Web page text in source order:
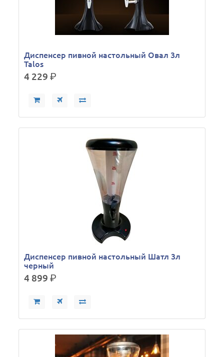
Диспенсер пивной настольный Овал 3л
Talos
4 229р.
Диспенсер пивной настольный Шатл 3л
черный
4 899р.